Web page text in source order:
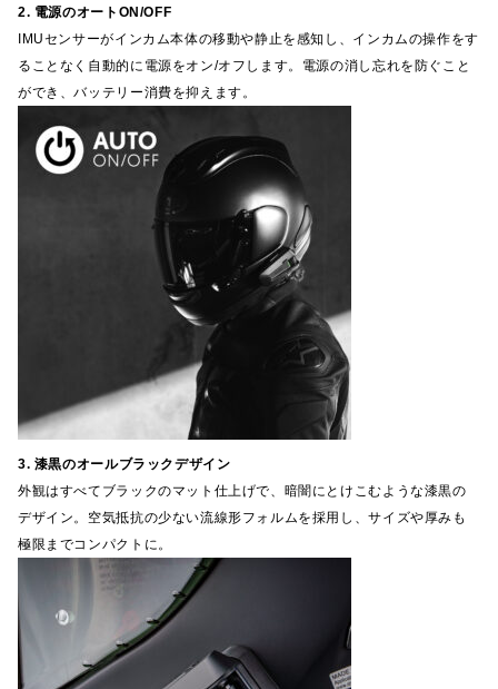
2. 電源のオートON/OFF
IMUセンサーがインカム本体の移動や静止を感知し、インカムの操作をす
ることなく自動的に電源をオン/オフします。電源の消し忘れを防ぐこと
ができ、バッテリー消費を抑えます。
3. 漆黒のオールブラックデザイン
外観はすべてブラックのマット仕上げで、暗闇にとけこむような漆黒の
デザイン。空気抵抗の少ない流線形フォルムを採用し、サイズや厚みも
極限までコンパクトに。